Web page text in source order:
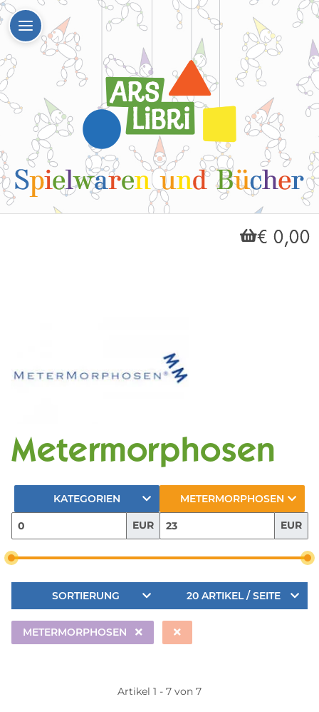
€ 0,00
Metermorphosen
KATEGORIEN METERMORPHOSEN
EUR EUR
SORTIERUNG 20 ARTIKEL / SEITE
METERMORPHOSEN
Artikel 1 - 7 von 7